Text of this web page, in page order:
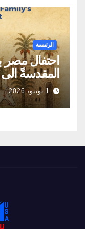
الرئيسية
احتفال مصر
المقدسةً
1 يونيو، 2026